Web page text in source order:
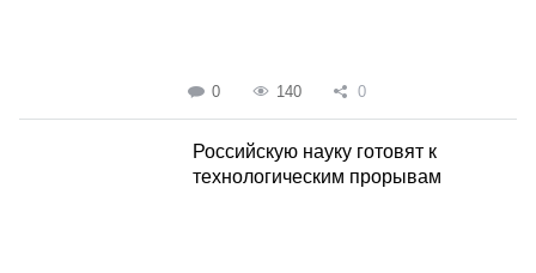
0 140 0
Российскую науку готовят к
технологическим прорывам